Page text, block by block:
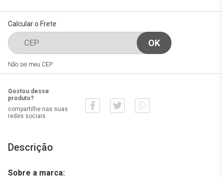
Calcular o Frete
Não sei meu CEP
Gostou desse
produto?
compartilhe nas suas
redes sociais
Descrição
Sobre a marca: